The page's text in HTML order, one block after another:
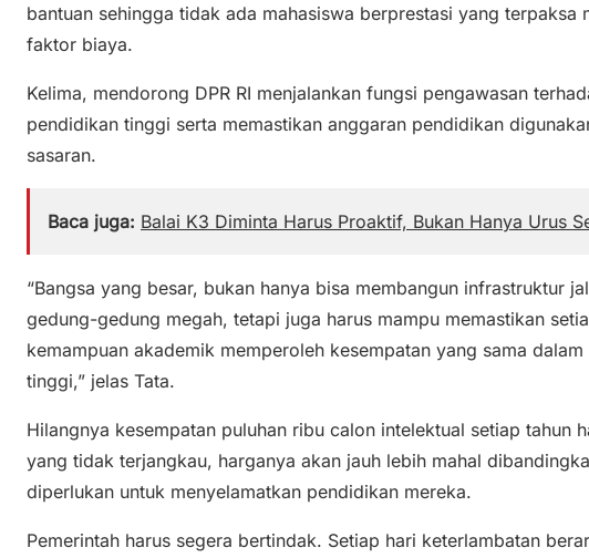
bantuan sehingga tidak ada mahasiswa berprestasi yang terpaksa
faktor biaya.
Kelima, mendorong DPR RI menjalankan fungsi pengawasan
pendidikan tinggi serta memastikan anggaran pendidikan
sasaran.
Baca juga: Balai K3 Diminta Harus Proaktif, Bukan Hanya Urus
“Bangsa yang besar, bukan hanya bisa membangun infrastruktur
gedung-gedung megah, tetapi juga harus mampu memastikan
kemampuan akademik memperoleh kesempatan yang sama
tinggi,” jelas Tata.
Hilangnya kesempatan puluhan ribu calon intelektual setiap tahun
yang tidak terjangkau, harganya akan jauh lebih mahal
diperlukan untuk menyelamatkan pendidikan mereka.
Pemerintah harus segera bertindak. Setiap hari keterlambatan